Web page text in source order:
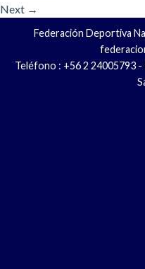
Next →
Federación Deportiva
Teléfono : +56 2 24005793 -